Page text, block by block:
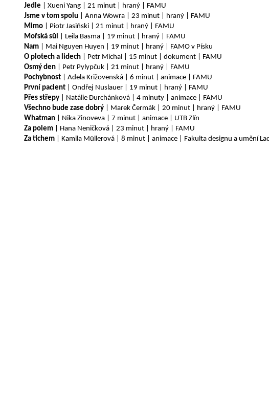
Jedle | Xueni Yang | 21 minut | hraný | FAMU
Jsme v tom spolu| Anna Wowra | 23 minut | hraný | FAMU
Mimo| Piotr Jasiński | 21 minut | hraný | FAMU
Mořská sůl | Leila Basma | 19 minut | hraný | FAMU
Nam| Mai Nguyen Huyen | 19 minut | hraný | FAMO v Písku
O plotech a lidech| Petr Michal | 15 minut | dokument | FAMU
Osmý den| Petr Pylypčuk | 21 minut | hraný | FAMU
Pochybnost| Adela Križovenská | 6 minut | animace | FAMU
První pacient| Ondřej Nuslauer | 19 minut | hraný | FAMU
Přes střepy| Natálie Durchánková | 4 minuty | animace | FAMU
Všechno bude zase dobrý| Marek Čermák | 20 minut | hraný | FAMU
Whatman| Nika Zinoveva | 7 minut | animace | UTB Zlín
Za polem| Hana Neničková | 23 minut | hraný | FAMU
Za tichem| Kamila Müllerová | 8 minut | animace | Fakulta designu a umění